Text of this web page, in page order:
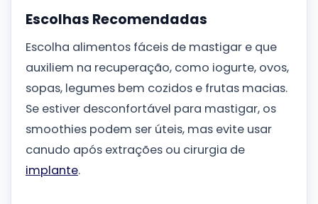
Escolhas Recomendadas
Escolha alimentos fáceis de mastigar e que
auxiliem na recuperação, como iogurte, ovos,
sopas, legumes bem cozidos e frutas macias.
Se estiver desconfortável para mastigar, os
smoothies podem ser úteis, mas evite usar
canudo após extrações ou cirurgia de
implante.